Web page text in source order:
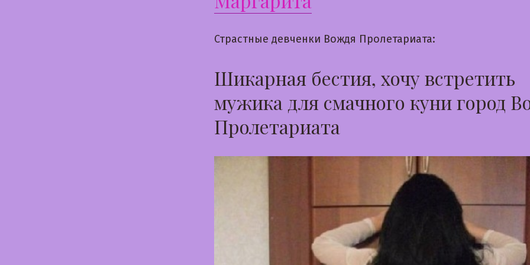
Страстные девченки Вождя Пролетариата:
Шикарная бестия, хочу встретить
мужика для смачного куни город
Пролетариата